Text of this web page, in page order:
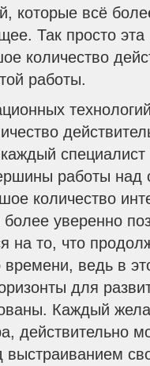
которые всё
Так просто
количество
работы.
работы над
количество
уверенно
на то, что
ведь в
для
Каждый
действительно
выстраиванием